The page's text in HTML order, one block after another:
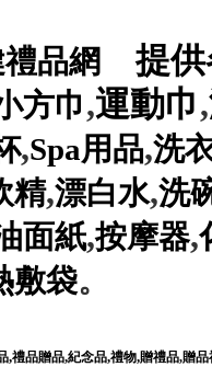
品網 提
方巾,運動巾,
,Spa用品,洗
精,漂白水,洗
面紙,按摩器,
敷袋。
,禮品贈品,紀念品,禮物,贈禮品,贈品